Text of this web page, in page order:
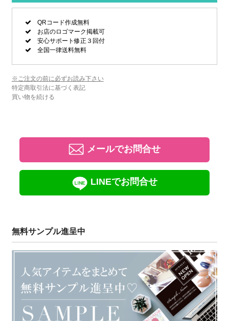
QRコード作成無料
お店のロゴマーク掲載可
安心サポート修正３回付
全国一律送料無料
※ご注文の前に必ずお読み下さい
特定商取引法に基づく表記
買い物を続ける
メールでお問合せ
LINEでお問合せ
無料サンプル進呈中